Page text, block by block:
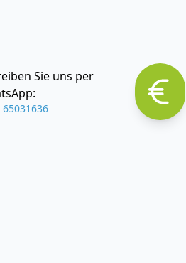
Sie uns per
65031636